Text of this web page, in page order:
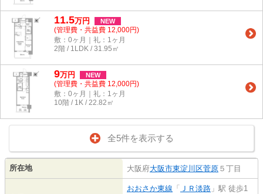
11.5万円 NEW
(管理費・共益費 12,000円)
敷：0ヶ月｜礼：1ヶ月
2階 / 1LDK / 31.95㎡
9万円 NEW
(管理費・共益費 12,000円)
敷：0ヶ月｜礼：1ヶ月
10階 / 1K / 22.82㎡
全5件を表示する
所在地 大阪府大阪市東淀川区菅原 ５丁目
おおさか東線 「 ＪＲ淡路 」駅 徒歩1